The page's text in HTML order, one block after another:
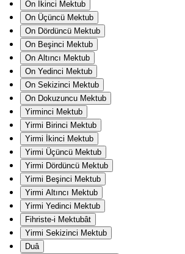
On İkinci Mektub
On Üçüncü Mektub
On Dördüncü Mektub
On Beşinci Mektub
On Altıncı Mektub
On Yedinci Mektub
On Sekizinci Mektub
On Dokuzuncu Mektub
Yirminci Mektub
Yirmi Birinci Mektub
Yirmi İkinci Mektub
Yirmi Üçüncü Mektub
Yirmi Dördüncü Mektub
Yirmi Beşinci Mektub
Yirmi Altıncı Mektub
Yirmi Yedinci Mektub
Fihriste-i Mektubât
Yirmi Sekizinci Mektub
Duâ